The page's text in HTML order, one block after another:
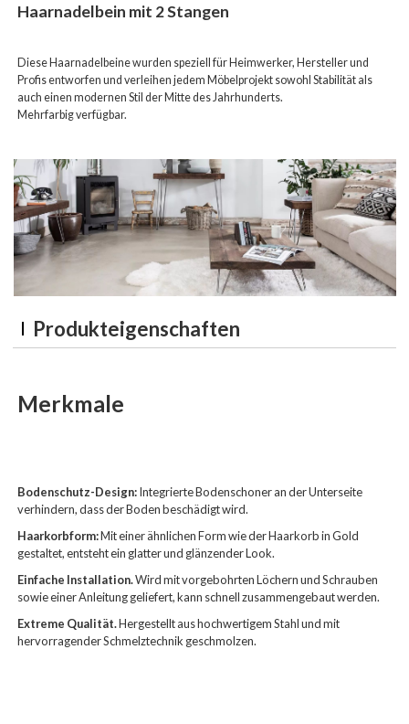
Haarnadelbein mit 2 Stangen
Diese Haarnadelbeine wurden speziell für Heimwerker, Hersteller und
Profis entworfen und verleihen jedem Möbelprojekt sowohl Stabilität als
auch einen modernen Stil der Mitte des Jahrhunderts.
Mehrfarbig verfügbar.
Produkteigenschaften
Merkmale
Bodenschutz-Design:Integrierte Bodenschoner an der Unterseite
verhindern, dass der Boden beschädigt wird.
Haarkorbform:Mit einer ähnlichen Form wie der Haarkorb in Gold
gestaltet, entsteht ein glatter und glänzender Look.
Einfache Installation.Wird mit vorgebohrten Löchern und Schrauben
sowie einer Anleitung geliefert, kann schnell zusammengebaut werden.
Extreme Qualität.Hergestellt aus hochwertigem Stahl und mit
hervorragender Schmelztechnik geschmolzen.